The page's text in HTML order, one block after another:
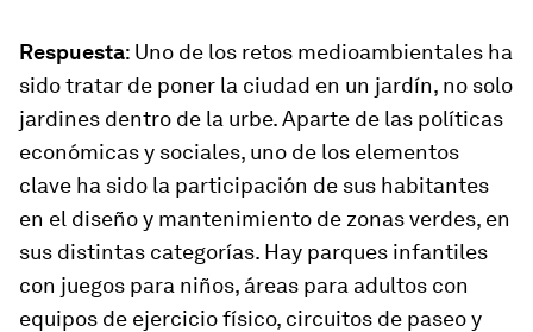
Respuesta: Uno de los retos medioambientales ha
sido tratar de poner la ciudad en un jardín, no solo
jardines dentro de la urbe. Aparte de las políticas
económicas y sociales, uno de los elementos
clave ha sido la participación de sus habitantes
en el diseño y mantenimiento de zonas verdes, en
sus distintas categorías. Hay parques infantiles
con juegos para niños, áreas para adultos con
equipos de ejercicio físico, circuitos de paseo y